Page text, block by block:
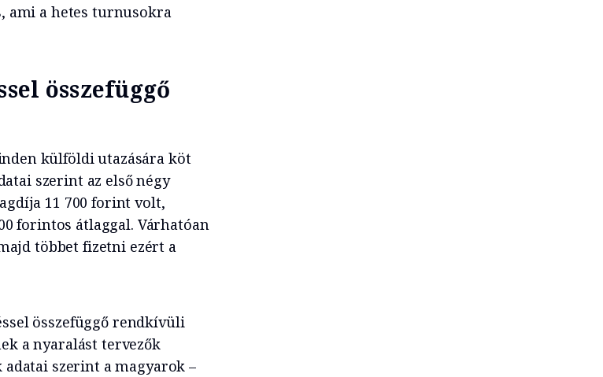
ami a hetes turnusokra
összefüggő
külföldi utazására köt
szerint az első négy
11 700 forint volt,
forintos átlaggal. Várhatóan
többet fizetni ezért a
összefüggő rendkívüli
a nyaralást tervezők
szerint a magyarok –